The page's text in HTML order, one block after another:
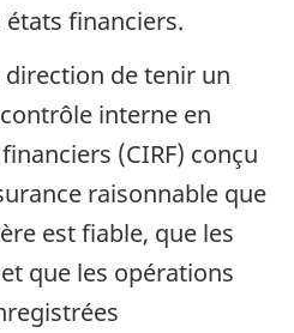
financiers.
de tenir un
interne en
(CIRF) conçu
raisonnable que
est fiable, que les
que les opérations